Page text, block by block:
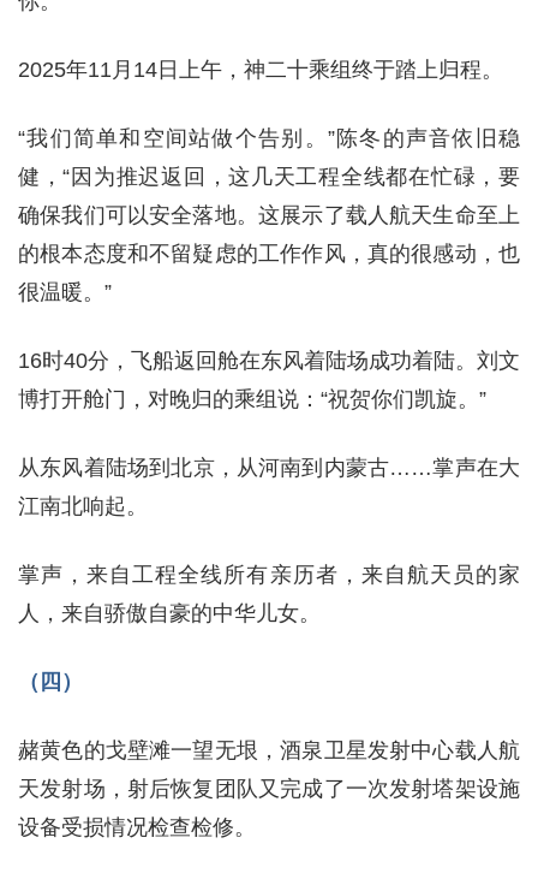
2025年11月14日上午，神二十乘组终于踏上归程。
“我们简单和空间站做个告别。”陈冬的声音依旧稳
健，“因为推迟返回，这几天工程全线都在忙碌，要
确保我们可以安全落地。这展示了载人航天生命至上
的根本态度和不留疑虑的工作作风，真的很感动，也
很温暖。”
16时40分，飞船返回舱在东风着陆场成功着陆。刘文
博打开舱门，对晚归的乘组说：“祝贺你们凯旋。”
从东风着陆场到北京，从河南到内蒙古……掌声在大
江南北响起。
掌声，来自工程全线所有亲历者，来自航天员的家
人，来自骄傲自豪的中华儿女。
（四）
赭黄色的戈壁滩一望无垠，酒泉卫星发射中心载人航
天发射场，射后恢复团队又完成了一次发射塔架设施
设备受损情况检查检修。